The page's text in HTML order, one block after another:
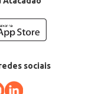
sociais